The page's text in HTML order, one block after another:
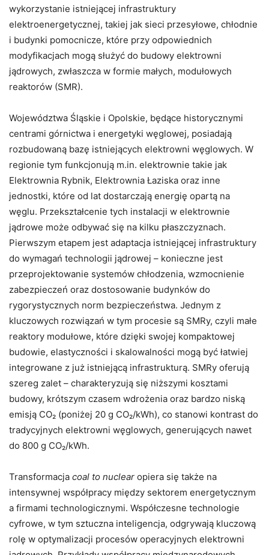
wykorzystanie istniejącej infrastruktury
elektroenergetycznej, takiej jak sieci przesyłowe, chłodnie
i budynki pomocnicze, które przy odpowiednich
modyfikacjach mogą służyć do budowy elektrowni
jądrowych, zwłaszcza w formie małych, modułowych
reaktorów (SMR).
Województwa Śląskie i Opolskie, będące historycznymi
centrami górnictwa i energetyki węglowej, posiadają
rozbudowaną bazę istniejących elektrowni węglowych. W
regionie tym funkcjonują m.in. elektrownie takie jak
Elektrownia Rybnik, Elektrownia Łaziska oraz inne
jednostki, które od lat dostarczają energię opartą na
węglu. Przekształcenie tych instalacji w elektrownie
jądrowe może odbywać się na kilku płaszczyznach.
Pierwszym etapem jest adaptacja istniejącej infrastruktury
do wymagań technologii jądrowej – konieczne jest
przeprojektowanie systemów chłodzenia, wzmocnienie
zabezpieczeń oraz dostosowanie budynków do
rygorystycznych norm bezpieczeństwa. Jednym z
kluczowych rozwiązań w tym procesie są SMRy, czyli małe
reaktory modułowe, które dzięki swojej kompaktowej
budowie, elastyczności i skalowalności mogą być łatwiej
integrowane z już istniejącą infrastrukturą. SMRy oferują
szereg zalet – charakteryzują się niższymi kosztami
budowy, krótszym czasem wdrożenia oraz bardzo niską
emisją CO₂ (poniżej 20 g CO₂/kWh), co stanowi kontrast do
tradycyjnych elektrowni węglowych, generujących nawet
do 800 g CO₂/kWh.
Transformacja coal to nuclear opiera się także na
intensywnej współpracy między sektorem energetycznym
a firmami technologicznymi. Współczesne technologie
cyfrowe, w tym sztuczna inteligencja, odgrywają kluczową
rolę w optymalizacji procesów operacyjnych elektrowni